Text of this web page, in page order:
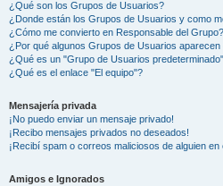
¿Qué son los Grupos de Usuarios?
¿Donde están los Grupos de Usuarios y como
¿Cómo me convierto en Responsable del Grupo?
¿Por qué algunos Grupos de Usuarios
¿Qué es un "Grupo de Usuarios
¿Qué es el enlace "El equipo"?
Mensajería privada
¡No puedo enviar un mensaje privado!
¡Recibo mensajes privados no deseados!
¡Recibí spam o correos maliciosos de alguien en
Amigos e Ignorados